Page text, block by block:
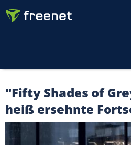
"Fifty Shades of
heiß ersehnte